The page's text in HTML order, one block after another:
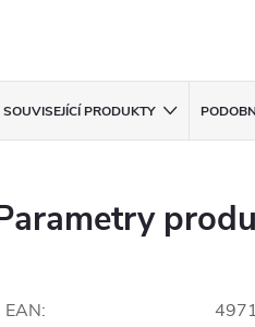
SOUVISEJÍCÍ PRODUKTY
EAN: